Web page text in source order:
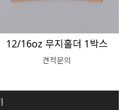
12/16oz 무지홀더 1박스
견적문의